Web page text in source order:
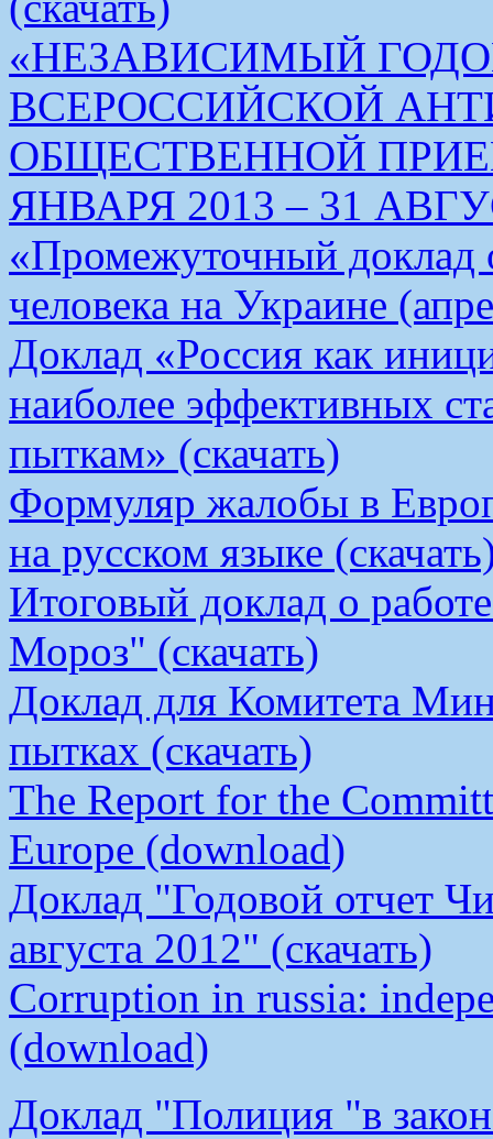
«НЕЗАВИСИМЫЙ
ВСЕРОССИЙСКОЙ
ОБЩЕСТВЕННОЙ
ЯНВАРЯ 2013 – 31
«Промежуточный доклад
человека на Украине
Доклад «Россия как
наиболее эффективных
пыткам» (скачать)
Формуляр жалобы в
на русском языке
Итоговый доклад о
Мороз" (скачать)
Доклад для Комитета
пытках (скачать)
The Report for the
Europe (download)
Доклад "Годовой отчет
августа 2012" (скачать)
Corruption in russia:
(download)
Доклад "Полиция "в